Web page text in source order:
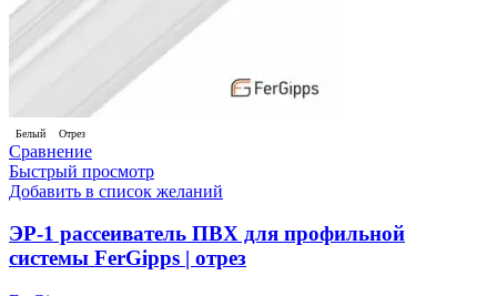
Белый Отрез
Сравнение
Быстрый просмотр
Добавить в список желаний
ЭР-1 рассеиватель ПВХ для профильной
системы FerGipps | отрез